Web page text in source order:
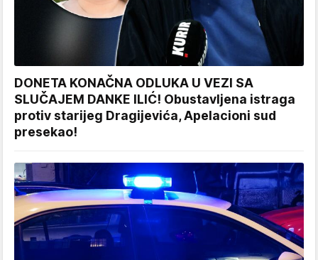
DONETA KONAČNA ODLUKA U VEZI SA
SLUČAJEM DANKE ILIĆ! Obustavljena istraga
protiv starijeg Dragijevića, Apelacioni sud
presekao!